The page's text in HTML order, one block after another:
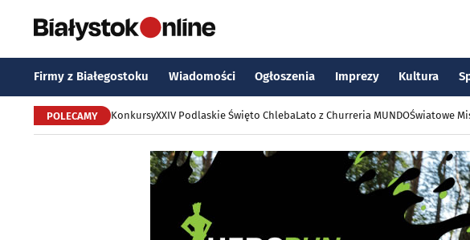
Firmy z Białegostoku Wiadomości Ogłoszenia Imprezy Kultura
POLECAMY KonkursyXXIV Podlaskie Święto ChlebaLato z Churreria MUNDOŚwiatowe